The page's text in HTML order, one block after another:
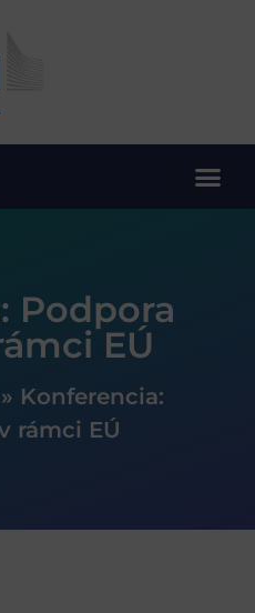
Podpora
EÚ
» Konferencia:
rámci EÚ